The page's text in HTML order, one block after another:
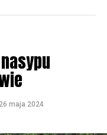
26 maja 2024